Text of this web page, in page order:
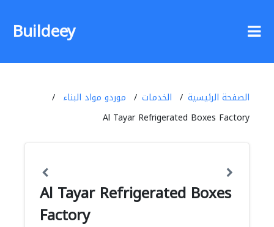
Buildeey
الصفحة الرئيسية الخدمات
موردو مواد البناء
Al Tayar Refrigerated Boxes Factory
Al Tayar Refrigerated Boxes
Factory